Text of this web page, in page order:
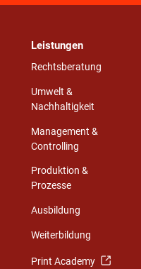
Leistungen
Rechtsberatung
Umwelt &
Nachhaltigkeit
Management &
Controlling
Produktion &
Prozesse
Ausbildung
Weiterbildung
Print Academy